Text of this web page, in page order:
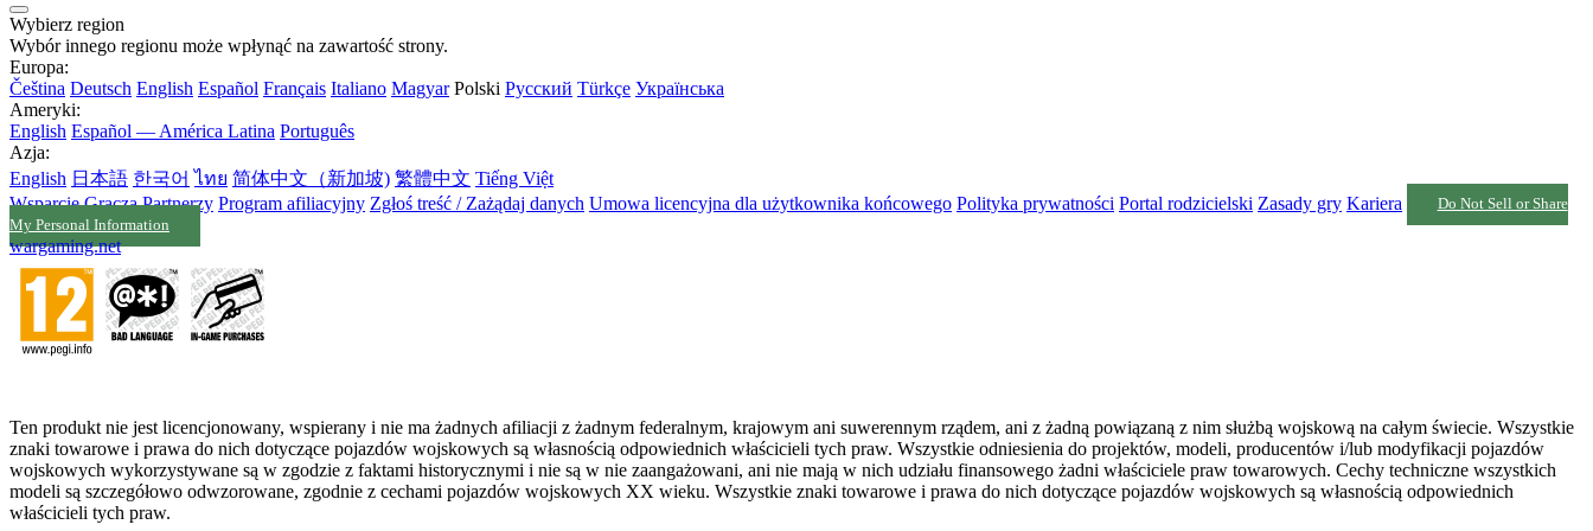
Wybierz region
Wybór innego regionu może wpłynąć na zawartość strony.
Europa:
Čeština Deutsch English Español Français Italiano Magyar Polski Русский Türkçe Українська
Ameryki:
English Español — América Latina Português
Azja:
English 日本語 한국어 ไทย 简体中文（新加坡) 繁體中文 Tiếng Việt
Wsparcie Gracza Partnerzy Program afiliacyjny Zgłoś treść / Zażądaj danych Umowa licencyjna dla użytkownika końcowego Polityka prywatności Portal rodzicielski Zasady gry Kariera
Do Not Sell or Share
My Personal Information
wargaming.net
Ten produkt nie jest licencjonowany, wspierany i nie ma żadnych afiliacji z żadnym federalnym, krajowym ani suwerennym rządem, ani z żadną powiązaną z nim służbą wojskową na całym świecie. Wszystkie
znaki towarowe i prawa do nich dotyczące pojazdów wojskowych są własnością odpowiednich właścicieli tych praw. Wszystkie odniesienia do projektów, modeli, producentów i/lub modyfikacji pojazdów
wojskowych wykorzystywane są w zgodzie z faktami historycznymi i nie są w nie zaangażowani, ani nie mają w nich udziału finansowego żadni właściciele praw towarowych. Cechy techniczne wszystkich
modeli są szczegółowo odwzorowane, zgodnie z cechami pojazdów wojskowych XX wieku. Wszystkie znaki towarowe i prawa do nich dotyczące pojazdów wojskowych są własnością odpowiednich
właścicieli tych praw.